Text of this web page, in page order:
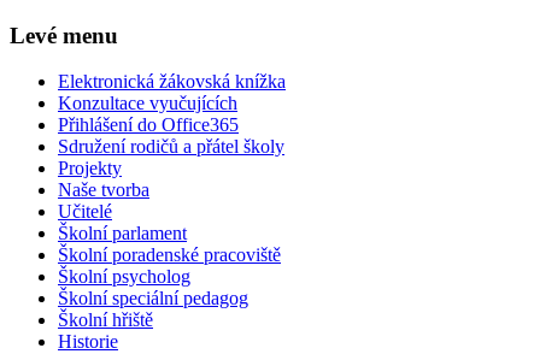
Levé menu
Elektronická žákovská knížka
Konzultace vyučujících
Přihlášení do Office365
Sdružení rodičů a přátel školy
Projekty
Naše tvorba
Učitelé
Školní parlament
Školní poradenské pracoviště
Školní psycholog
Školní speciální pedagog
Školní hřiště
Historie